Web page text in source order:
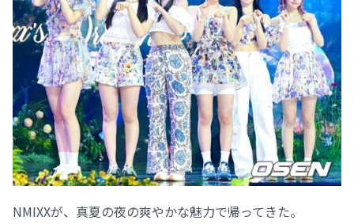
NMIXXが、真夏の夜の爽やかな魅力で帰ってきた。